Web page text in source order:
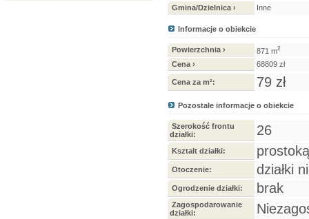
Gmina/Dzielnica ›
Inne
Informacje o obiekcie
Powierzchnia › 871 m2
Cena › 68809 zł
Cena za m²: 79 zł
Pozostałe informacje o obiekcie
Szerokość frontu
działki:
26
Ksztalt działki:
Otoczenie: działki
Ogrodzenie działki: brak
Zagospodarowanie
działki: